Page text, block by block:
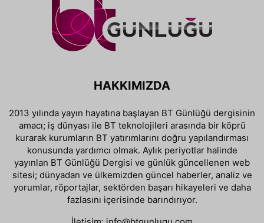
HAKKIMIZDA
2013 yılında yayın hayatına başlayan BT Günlüğü dergisinin
amacı; iş dünyası ile BT teknolojileri arasında bir köprü
kurarak kurumların BT yatırımlarını doğru yapılandırması
konusunda yardımcı olmak. Aylık periyotlar halinde
yayınlan BT Günlüğü Dergisi ve günlük güncellenen web
sitesi; dünyadan ve ülkemizden güncel haberler, analiz ve
yorumlar, röportajlar, sektörden başarı hikayeleri ve daha
fazlasını içerisinde barındırıyor.